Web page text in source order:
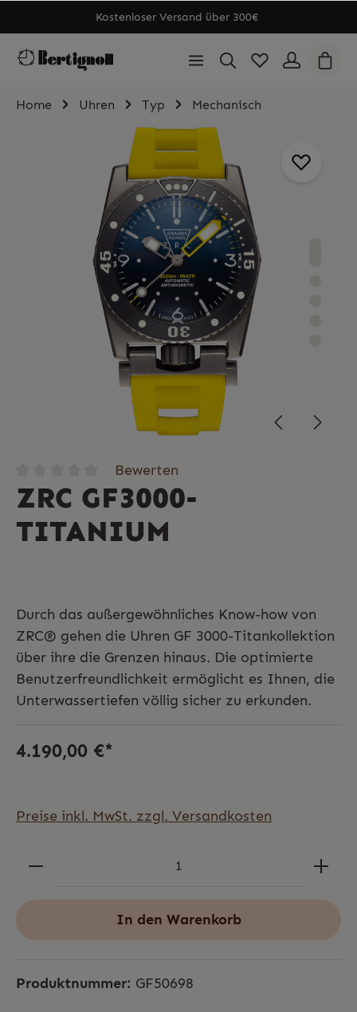
Kostenloser Versand über 300€
Home Uhren Typ Mechanisch
Bewerten
ZRC GF3000-
TITANIUM
Durch das außergewöhnliches Know-how von
ZRC® gehen die Uhren GF 3000-Titankollektion
über ihre die Grenzen hinaus. Die optimierte
Benutzerfreundlichkeit ermöglicht es Ihnen, die
Unterwassertiefen völlig sicher zu erkunden.
4.190,00 €*
Preise inkl. MwSt. zzgl. Versandkosten
In den Warenkorb
Produktnummer: GF50698